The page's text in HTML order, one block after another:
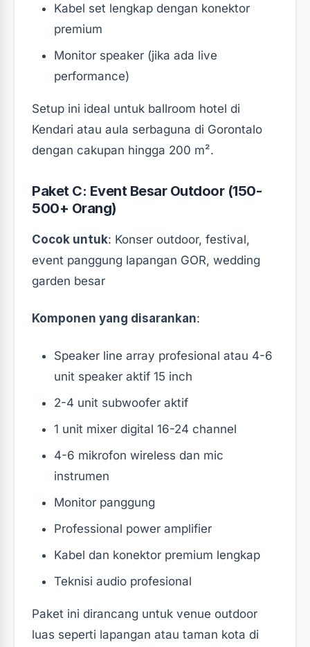
Kabel set lengkap dengan konektor
premium
Monitor speaker (jika ada live
performance)
Setup ini ideal untuk ballroom hotel di
Kendari atau aula serbaguna di Gorontalo
dengan cakupan hingga 200 m².
Paket C: Event Besar Outdoor (150-
500+ Orang)
Cocok untuk: Konser outdoor, festival,
event panggung lapangan GOR, wedding
garden besar
Komponen yang disarankan:
Speaker line array profesional atau 4-6
unit speaker aktif 15 inch
2-4 unit subwoofer aktif
1 unit mixer digital 16-24 channel
4-6 mikrofon wireless dan mic
instrumen
Monitor panggung
Professional power amplifier
Kabel dan konektor premium lengkap
Teknisi audio profesional
Paket ini dirancang untuk venue outdoor
luas seperti lapangan atau taman kota di